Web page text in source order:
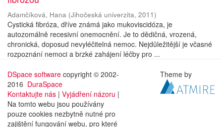
Adamčíková, Hana (Jihočeská univerzita, 2011)
Cystická fibróza, dříve známá jako mukoviscidóza, je
autozomálně recesivní onemocnění. Je to dědičná, vrozená,
chronická, doposud nevyléčitelná nemoc. Nejdůležitější je včasné
rozpoznání nemoci a brzké zahájení léčby pro ...
DSpace software copyright © 2002-
2016 DuraSpace
Kontaktujte nás | Vyjádření názoru |
Na tomto webu jsou používány
pouze cookies nezbytně nutné pro
zajištění fungování webu, pro které
Theme by